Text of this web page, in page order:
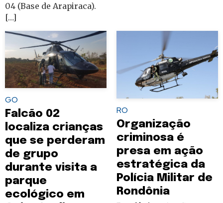
04 (Base de Arapiraca).
[…]
GO
Falcão 02
localiza crianças
que se perderam
de grupo
durante visita a
parque
ecológico em
RO
Organização
criminosa é
presa em ação
estratégica da
Polícia Militar de
Rondônia